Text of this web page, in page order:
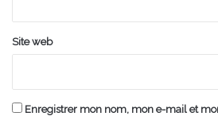
Site web
Enregistrer mon nom, mon e-mail et